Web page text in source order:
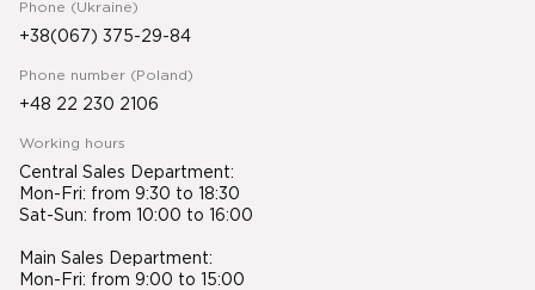
Phone (Ukraine)
+38(067) 375-29-84
Phone number (Poland)
+48 22 230 2106
Working hours
Central Sales Department:
Mon-Fri: from 9:30 to 18:30
Sat-Sun: from 10:00 to 16:00
Main Sales Department:
Mon-Fri: from 9:00 to 15:00